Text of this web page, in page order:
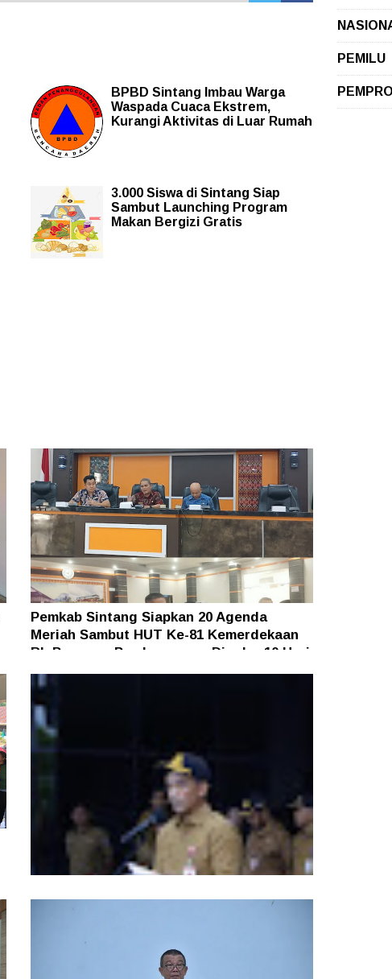
BPBD Sintang Imbau Warga
Waspada Cuaca Ekstrem,
Kurangi Aktivitas di Luar Rumah
3.000 Siswa di Sintang Siap
Sambut Launching Program
Makan Bergizi Gratis
Pemkab Sintang Siapkan 20 Agenda
Meriah Sambut HUT Ke-81 Kemerdekaan
RI, Pameran Pembangunan Digelar 10 Hari
Di Tengah Efisiensi Anggaran, Pemprov
PEMILU